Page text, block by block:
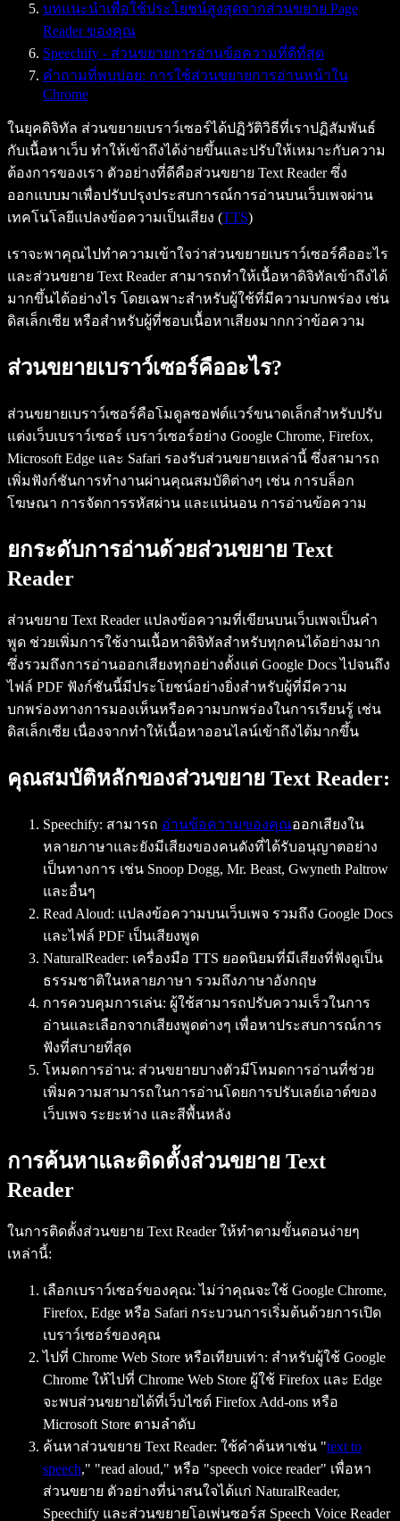
บทแนะนำเพื่อใช้ประโยชน์สูงสุดจากส่วนขยาย Page
Reader ของคุณ
Speechify - ส่วนขยายการอ่านข้อความที่ดีที่สุด
คำถามที่พบบ่อย: การใช้ส่วนขยายการอ่านหน้าใน
Chrome
ในยุคดิจิทัล ส่วนขยายเบราว์เซอร์ได้ปฏิวัติวิธีที่เราปฏิสัมพันธ์
กับเนื้อหาเว็บ ทำให้เข้าถึงได้ง่ายขึ้นและปรับให้เหมาะกับความ
ต้องการของเรา ตัวอย่างที่ดีคือส่วนขยาย Text Reader ซึ่ง
ออกแบบมาเพื่อปรับปรุงประสบการณ์การอ่านบนเว็บเพจผ่าน
เทคโนโลยีแปลงข้อความเป็นเสียง (TTS)
เราจะพาคุณไปทำความเข้าใจว่าส่วนขยายเบราว์เซอร์คืออะไร
และส่วนขยาย Text Reader สามารถทำให้เนื้อหาดิจิทัลเข้าถึงได้
มากขึ้นได้อย่างไร โดยเฉพาะสำหรับผู้ใช้ที่มีความบกพร่อง เช่น
ดิสเล็กเซีย หรือสำหรับผู้ที่ชอบเนื้อหาเสียงมากกว่าข้อความ
ส่วนขยายเบราว์เซอร์คืออะไร?
ส่วนขยายเบราว์เซอร์คือโมดูลซอฟต์แวร์ขนาดเล็กสำหรับปรับ
แต่งเว็บเบราว์เซอร์ เบราว์เซอร์อย่าง Google Chrome, Firefox,
Microsoft Edge และ Safari รองรับส่วนขยายเหล่านี้ ซึ่งสามารถ
เพิ่มฟังก์ชันการทำงานผ่านคุณสมบัติต่างๆ เช่น การบล็อก
โฆษณา การจัดการรหัสผ่าน และแน่นอน การอ่านข้อความ
ยกระดับการอ่านด้วยส่วนขยาย Text
Reader
ส่วนขยาย Text Reader แปลงข้อความที่เขียนบนเว็บเพจเป็นคำ
พูด ช่วยเพิ่มการใช้งานเนื้อหาดิจิทัลสำหรับทุกคนได้อย่างมาก
ซึ่งรวมถึงการอ่านออกเสียงทุกอย่างตั้งแต่ Google Docs ไปจนถึง
ไฟล์ PDF ฟังก์ชันนี้มีประโยชน์อย่างยิ่งสำหรับผู้ที่มีความ
บกพร่องทางการมองเห็นหรือความบกพร่องในการเรียนรู้ เช่น
ดิสเล็กเซีย เนื่องจากทำให้เนื้อหาออนไลน์เข้าถึงได้มากขึ้น
คุณสมบัติหลักของส่วนขยาย Text Reader:
Speechify: สามารถ อ่านข้อความของคุณออกเสียงใน
หลายภาษาและยังมีเสียงของคนดังที่ได้รับอนุญาตอย่าง
เป็นทางการ เช่น Snoop Dogg, Mr. Beast, Gwyneth Paltrow
และอื่นๆ
Read Aloud: แปลงข้อความบนเว็บเพจ รวมถึง Google Docs
และไฟล์ PDF เป็นเสียงพูด
NaturalReader: เครื่องมือ TTS ยอดนิยมที่มีเสียงที่ฟังดูเป็น
ธรรมชาติในหลายภาษา รวมถึงภาษาอังกฤษ
การควบคุมการเล่น: ผู้ใช้สามารถปรับความเร็วในการ
อ่านและเลือกจากเสียงพูดต่างๆ เพื่อหาประสบการณ์การ
ฟังที่สบายที่สุด
โหมดการอ่าน: ส่วนขยายบางตัวมีโหมดการอ่านที่ช่วย
เพิ่มความสามารถในการอ่านโดยการปรับเลย์เอาต์ของ
เว็บเพจ ระยะห่าง และสีพื้นหลัง
การค้นหาและติดตั้งส่วนขยาย Text
Reader
ในการติดตั้งส่วนขยาย Text Reader ให้ทำตามขั้นตอนง่ายๆ
เหล่านี้:
เลือกเบราว์เซอร์ของคุณ: ไม่ว่าคุณจะใช้ Google Chrome,
Firefox, Edge หรือ Safari กระบวนการเริ่มต้นด้วยการเปิด
เบราว์เซอร์ของคุณ
ไปที่ Chrome Web Store หรือเทียบเท่า: สำหรับผู้ใช้ Google
Chrome ให้ไปที่ Chrome Web Store ผู้ใช้ Firefox และ Edge
จะพบส่วนขยายได้ที่เว็บไซต์ Firefox Add-ons หรือ
Microsoft Store ตามลำดับ
ค้นหาส่วนขยาย Text Reader: ใช้คำค้นหาเช่น "text to
speech," "read aloud," หรือ "speech voice reader" เพื่อหา
ส่วนขยาย ตัวอย่างที่น่าสนใจได้แก่ NaturalReader,
Speechify และส่วนขยายโอเพ่นซอร์ส Speech Voice Reader